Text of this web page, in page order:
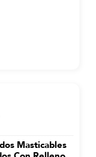
Masticables